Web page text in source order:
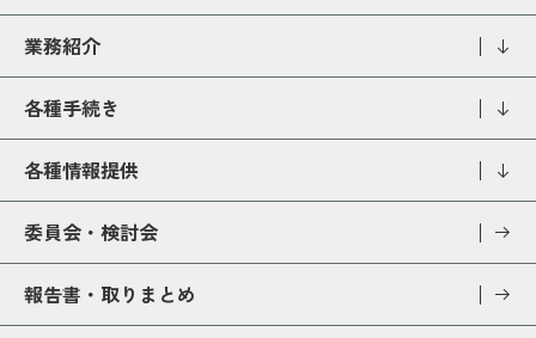
業務紹介
各種手続き
各種情報提供
委員会・検討会
報告書・取りまとめ